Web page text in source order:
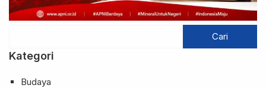
Kategori
Budaya